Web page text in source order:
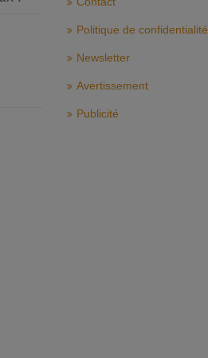
Politique de confidentialité
Newsletter
Avertissement
Publicité